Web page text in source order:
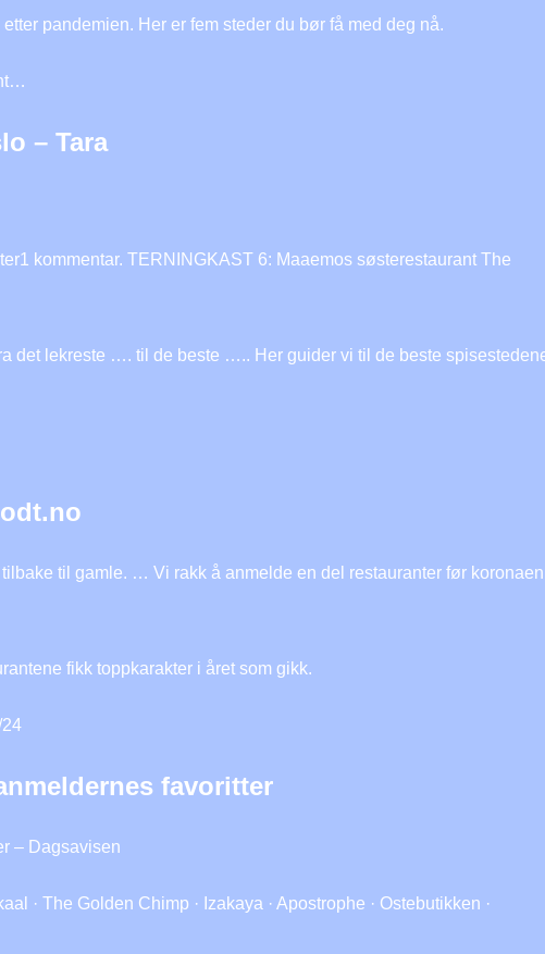
pandemien. Her er fem steder du bør få med deg nå.
– Tara
kommentar. TERNINGKAST 6: Maaemos søsterestaurant The
det lekreste …. til de beste ….. Her guider vi til de beste
til gamle. … Vi rakk å anmelde en del restauranter før koronaen
fikk toppkarakter i året som gikk.
24
favoritter
– Dagsavisen
· The Golden Chimp · Izakaya · Apostrophe · Ostebutikken ·